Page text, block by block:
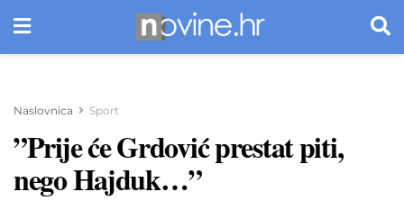
Naslovnica Sport
”Prije će Grdović prestat piti,
nego Hajduk…”